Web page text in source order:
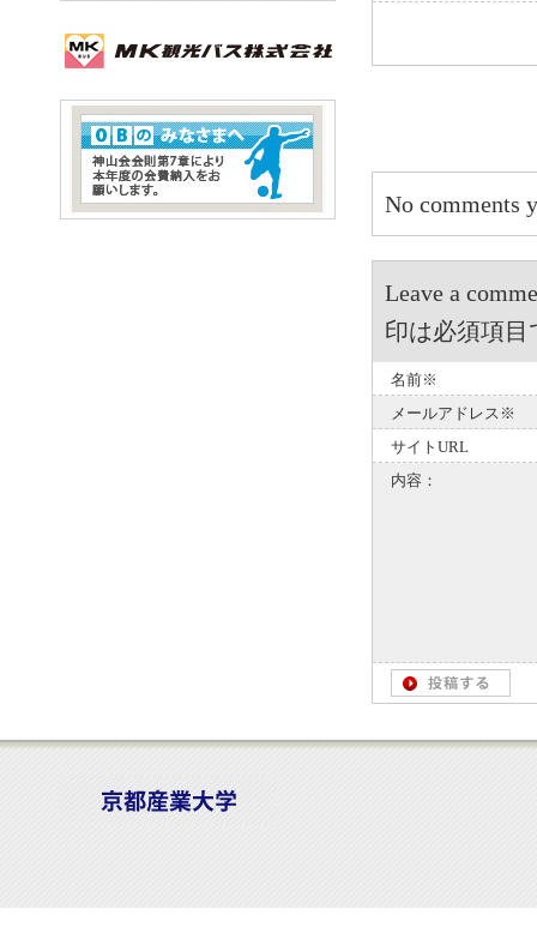
No comments
Leave a
印は必須項目
名前※
メールアドレス※
サイトURL
内容：